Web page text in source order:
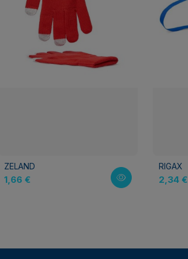
ZELAND
1,66 €
RIGAX
2,34 €